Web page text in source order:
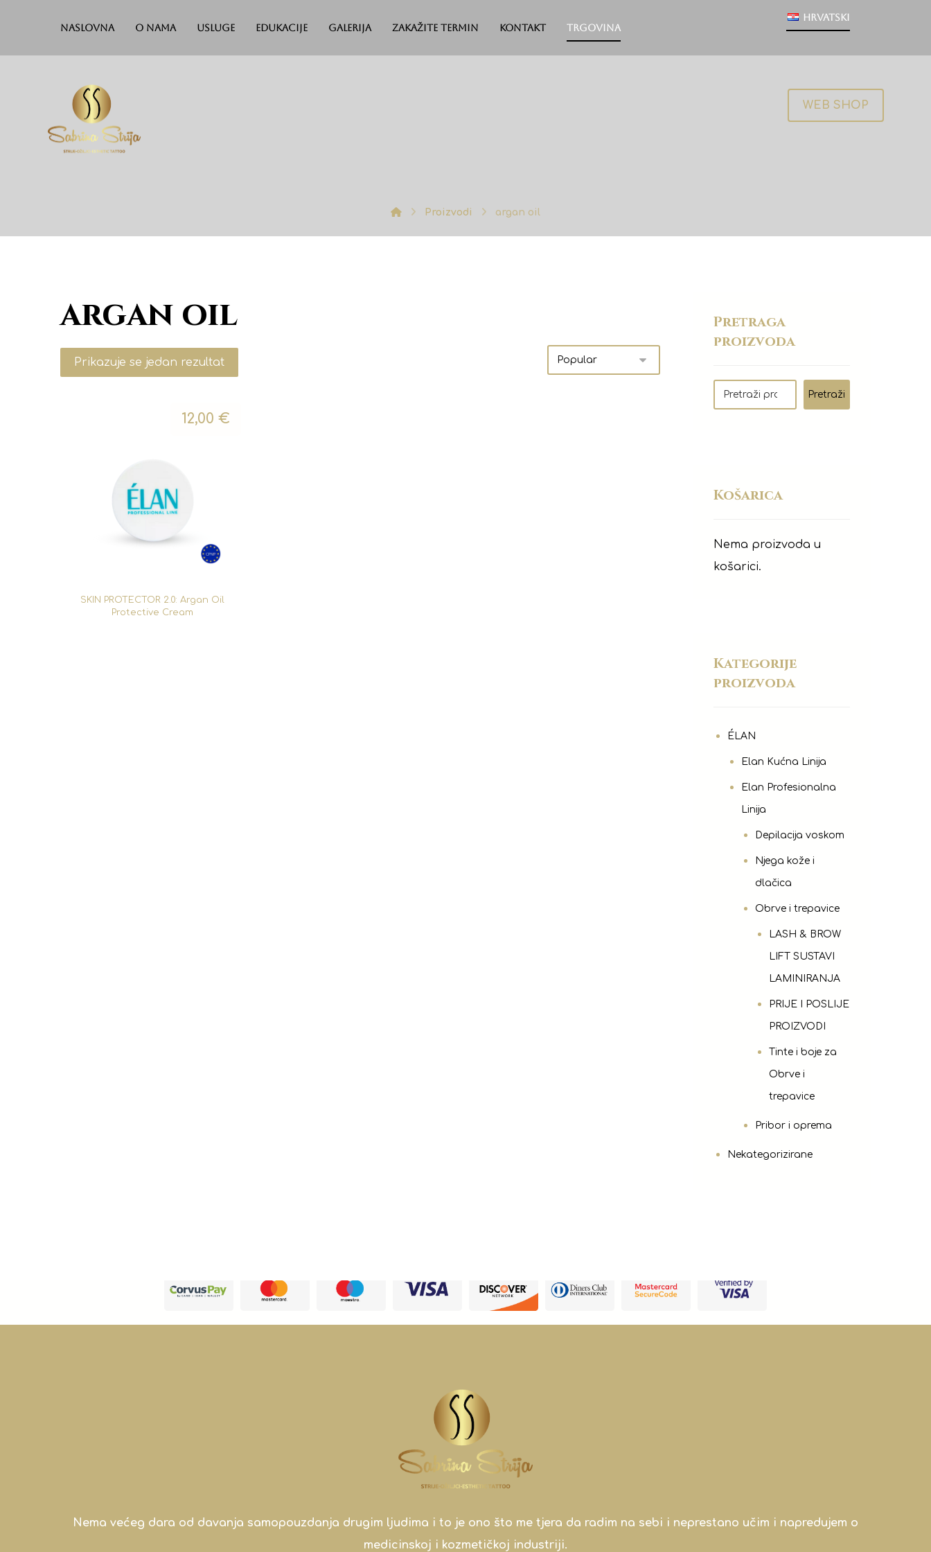
Naslovna O nama Usluge Edukacije Galerija Zakažite termin Kontakt Trgovina
Hrvatski
WEB SHOP
Proizvodi argan oil
argan oil
Prikazuje se jedan rezultat
SKIN PROTECTOR 2.0: Argan Oil
Protective Cream
12,00€
Pretraga
proizvoda
Pretraži
Košarica
Nema proizvoda u
košarici.
Kategorije
proizvoda
ÉLAN
Elan Kućna Linija
Elan Profesionalna
Linija
Depilacija voskom
Njega kože i
dlačica
Obrve i trepavice
LASH & BROW
LIFT SUSTAVI
LAMINIRANJA
PRIJE I POSLIJE
PROIZVODI
Tinte i boje za
Obrve i
trepavice
Pribor i oprema
Nekategorizirane
Nema većeg dara od davanja samopouzdanja drugim ljudima i to je ono što me tjera da radim na sebi i neprestano učim i napredujem o
medicinskoj i kozmetičkoj industriji.